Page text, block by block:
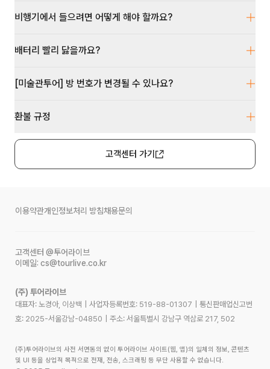
비행기에서 들으려면 어떻게 해야 할까요?
배터리 빨리 닳을까요?
[미술관투어] 방 번호가 변경될 수 있나요?
환불 규정
고객센터 가기
이용약관개인정보처리 방침채용문의
고객센터 @투어라이브
이메일: cs@tourlive.co.kr
(주) 투어라이브
대표자: 노경아, 이상백 사업자등록번호: 519-88-01307
통신판매업신고번
호: 2025-서울강남-04850 주소: 서울특별시 강남구 역삼로 217, 502
(주)투어라이브의 사전 서면동의 없이 투어라이브 사이트(웹, 앱)의 일체의 정보, 콘텐츠
및 UI 등을 상업적 목적으로 전재, 전송, 스크래핑 등 무단 사용할 수 없습니다.